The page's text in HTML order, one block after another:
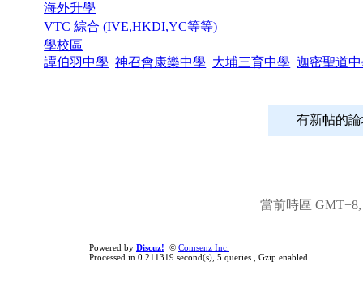
海外升學
VTC 綜合 (IVE,HKDI,YC等等)
學校區
譚伯羽中學 神召會康樂中學 大埔三育中學 迦密聖道
有新帖
當前時區 GMT+8,
Powered by Discuz! © Comsenz Inc.
Processed in 0.211319 second(s), 5 queries , Gzip enabled